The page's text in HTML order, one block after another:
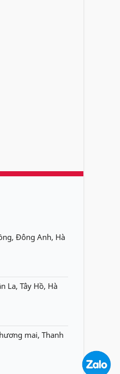
Đông Anh, Hà
La, Tây Hồ, Hà
mai, Thanh